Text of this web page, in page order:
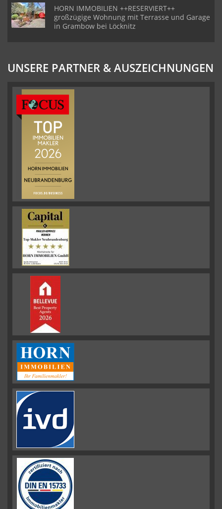
HORN IMMOBILIEN ++RESERVIERT++
großzügige Wohnung mit Terrasse und Garage
in Grambow bei Löcknitz
UNSERE PARTNER & AUSZEICHNUNGEN